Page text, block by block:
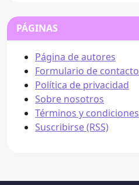
PÁGINAS
Página de autores
Formulario de contacto
Política de privacidad
Sobre nosotros
Términos y condiciones
Suscribirse (RSS)